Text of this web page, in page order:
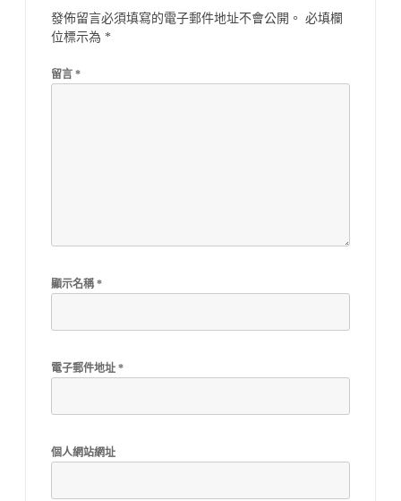
發佈留言必須填寫的電子郵件地址不會公開。 必填欄
位標示為 *
留言 *
顯示名稱 *
電子郵件地址 *
個人網站網址